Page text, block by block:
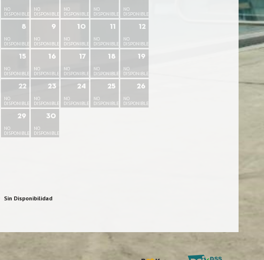
NO
DISPONIBLE
NO
DISPONIBLE
NO
DISPONIBLE
NO
DISPONIBLE
NO
DISPONIBLE
8
NO
DISPONIBLE
9
NO
DISPONIBLE
10
NO
DISPONIBLE
11
NO
DISPONIBLE
12
NO
DISPONIBLE
15
NO
DISPONIBLE
16
NO
DISPONIBLE
17
NO
DISPONIBLE
18
NO
DISPONIBLE
19
NO
DISPONIBLE
22
NO
DISPONIBLE
23
NO
DISPONIBLE
24
NO
DISPONIBLE
25
NO
DISPONIBLE
26
NO
DISPONIBLE
29
NO
DISPONIBLE
30
NO
DISPONIBLE
Sin Disponibilidad